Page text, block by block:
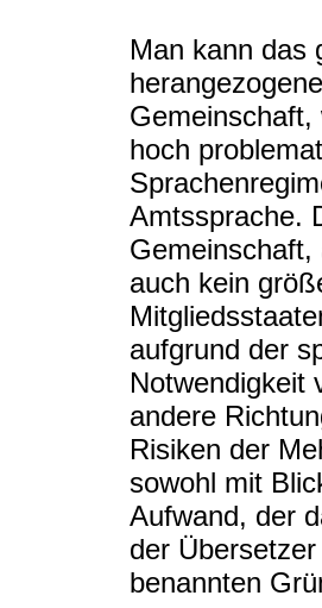
Man kann das
hoch
Amtssprache.
auch kein
aufgrund der
Notwendigkeit
andere
Risiken der
sowohl mit
Aufwand, der
der
benannten